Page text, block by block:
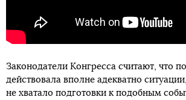
Законодатели Конгресса считают, что
действовала вполне адекватно
не хватало подготовки к подобным